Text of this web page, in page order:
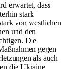
erwartet, dass
stark
von westlichen
und den
Die
gegen
als auch
die Ukraine